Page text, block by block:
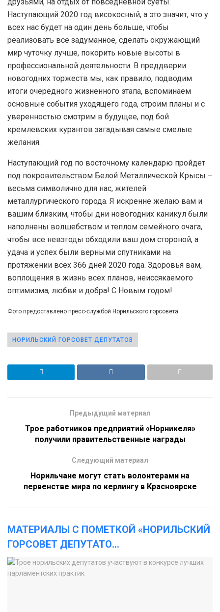
Наступающий 2020 год високосный, а это значит, что у
всех нас будет на один день больше, чтобы
реализовать все задуманное, сделать окружающий
мир чуточку лучше, покорить новые высоты в
профессиональной деятельности. В преддверии
новогодних торжеств мы, как правило, подводим
итоги очередного жизненного этапа, вспоминаем
основные события уходящего года, строим планы и с
уверенностью смотрим в будущее, под бой
кремлевских курантов загадывая самые смелые
желания.
Наступающий год по восточному календарю пройдет
под покровительством Белой Металлической Крысы –
весьма символично для нас, жителей
металлургического города. Я искренне желаю вам и
вашим близким, чтобы дни новогодних каникул были
наполнены волшебством и теплом семейного очага,
чтобы все невзгоды обходили ваш дом стороной, а
удача и успех были верными спутниками на
протяжении всех 366 дней 2020 года. Здоровья вам,
воплощения в жизнь всех планов, неиссякаемого
оптимизма, любви и добра! С Новым годом!
Фото предоставлено пресс-службой Норильского горсовета
НОРИЛЬСКИЙ ГОРСОВЕТ ДЕПУТАТОВ
Предыдущий материал
Трое работников предприятий «Норникеля»
получили правительственные награды
Следующий материал
Норильчане могут стать волонтерами на
первенстве мира по керлингу в Красноярске
МАТЕРИАЛЫ С ПОМЕТКОЙ «НОРИЛЬСКИЙ
ГОРСОВЕТ ДЕПУТАТО...